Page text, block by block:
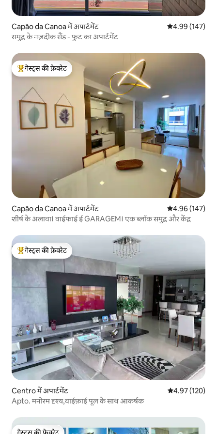
Capão da Canoa में अपार्टमेंट औसत रेटिंग 5 में से
4.99 (147)
समुद्र के नज़दीक सैंड - फुट का अपार्टमेंट
गेस्ट्स का टॉप फ़ेवरेट
गेस्ट्स की फ़ेवरेट
Capão da Canoa में अपार्टमेंट औसत रेटिंग 5 में से
4.96 (147)
शीर्ष के अलावा। वाईफाई ई GARAGEM। एक ब्लॉक समुद्र और केंद्र
गेस्ट्स का टॉप फ़ेवरेट
गेस्ट्स की फ़ेवरेट
Centro में अपार्टमेंट औसत रेटिंग 5 में से
4.97 (120)
Apto. मनोरम दृश्य,वाईफ़ाई पूल के साथ आकर्षक